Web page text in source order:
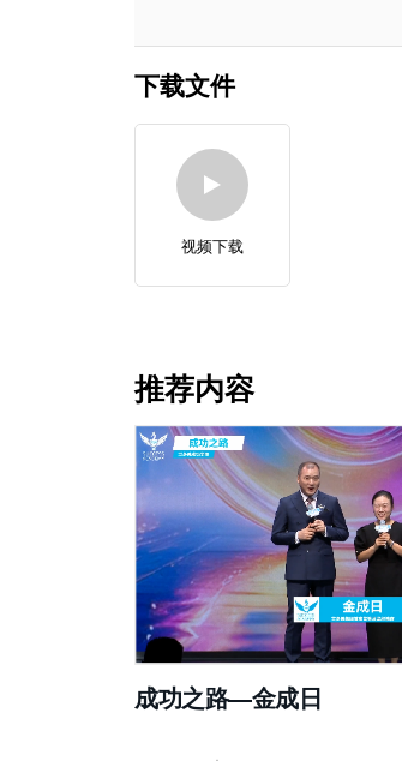
下载文件
视频下载
推荐内容
成功之路—金成日